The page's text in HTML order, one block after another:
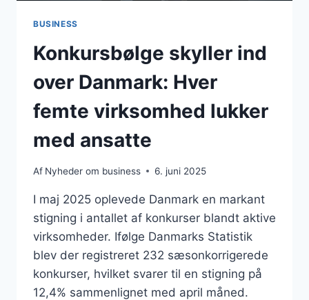
BUSINESS
Konkursbølge skyller ind
over Danmark: Hver
femte virksomhed lukker
med ansatte
Af Nyheder om business 6. juni 2025
I maj 2025 oplevede Danmark en markant
stigning i antallet af konkurser blandt aktive
virksomheder. Ifølge Danmarks Statistik
blev der registreret 232 sæsonkorrigerede
konkurser, hvilket svarer til en stigning på
12,4% sammenlignet med april måned.